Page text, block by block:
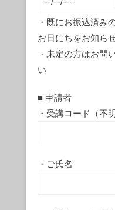
・既にお振込済み
お日にちをお知ら
・未定の方はお問
い
■ 申請者
・受講コード（不
・ご氏名